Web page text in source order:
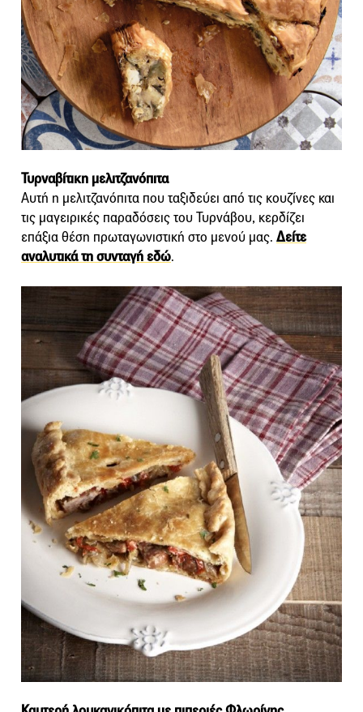
Τυρναβίτικη μελιτζανόπιτα
Αυτή η μελιτζανόπιτα που ταξιδεύει από τις κουζίνες και
τις μαγειρικές παραδόσεις του Τυρνάβου, κερδίζει
επάξια θέση πρωταγωνιστική στο μενού μας. Δείτε
αναλυτικά τη συνταγή εδώ.